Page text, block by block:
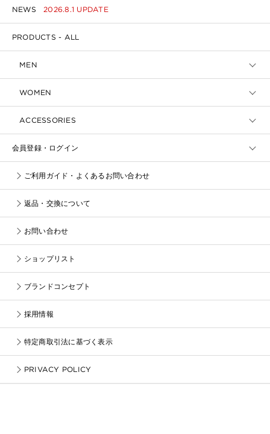
NEWS 2026.8.1 UPDATE
PRODUCTS - ALL
MEN
WOMEN
ACCESSORIES
会員登録・ログイン
ご利用ガイド・よくあるお問い合わせ
返品・交換について
お問い合わせ
ショップリスト
ブランドコンセプト
採用情報
特定商取引法に基づく表示
PRIVACY POLICY